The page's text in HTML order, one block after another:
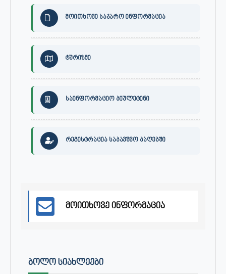
მოითხოვე საჯარო ინფორმაცია
ტურიზმი
საინფორმაციო ბიულეტინი
რეგისტრაცია საბავშვო ბაღებში
მოითხოვე ინფორმაცია
ᲑᲝᲚᲝ ᲡᲘᲐᲮᲚᲔᲔᲑᲘ